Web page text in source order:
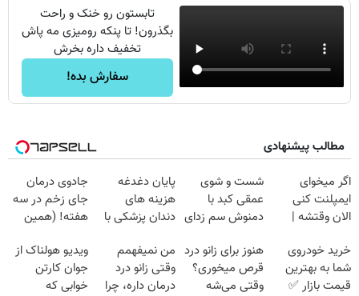
تابستون رو خنک و راحت
بگذرون! تا پنکه رومیزی مه پاش
تخفیف داره بخرش
سفارش بده!
مطالب پیشنهادی
اگر میخوای
ایمپلنت کنی
الان وقتشه |
میلیون تومان!!!
شست و شوی
عمقی کبد با
دمنوش سم زدای
پایان دغدغه
هزینه های
دندان پزشکی با
خانگی
جادوی درمان
جای زخم در سه
هفته! (همین
صحبت کنید)
خرید خودروی
شما به بهترین
قیمت بازار ✅
هنوز برای زانو درد
قرص میخوری؟
وقتی می‌شه
من نمیفهمم
وقتی زانو درد
درمان داره، چرا
ویدیو هولناک از
جوان کارتن
خوابی که